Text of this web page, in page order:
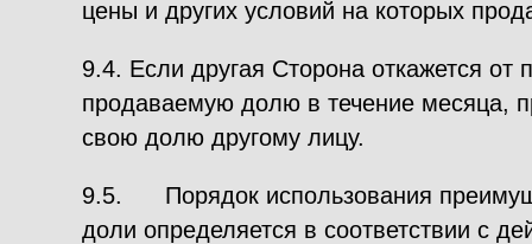
цены и других условий на которых
9.4. Если другая Сторона откажется от
продаваемую долю в течение месяца,
свою долю другому лицу.
9.5. Порядок использования
доли определяется в соответствии с